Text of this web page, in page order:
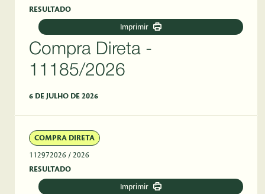
RESULTADO
Imprimir
Compra Direta -
11185/2026
6 DE JULHO DE 2026
COMPRA DIRETA
112972026 / 2026
RESULTADO
Imprimir